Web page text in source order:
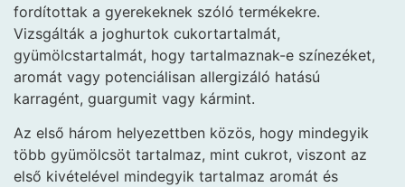
fordítottak a gyerekeknek szóló termékekre.
Vizsgálták a joghurtok cukortartalmát,
gyümölcstartalmát, hogy tartalmaznak-e színezéket,
aromát vagy potenciálisan allergizáló hatású
karragént, guargumit vagy kármint.
Az első három helyezettben közös, hogy mindegyik
több gyümölcsöt tartalmaz, mint cukrot, viszont az
első kivételével mindegyik tartalmaz aromát és